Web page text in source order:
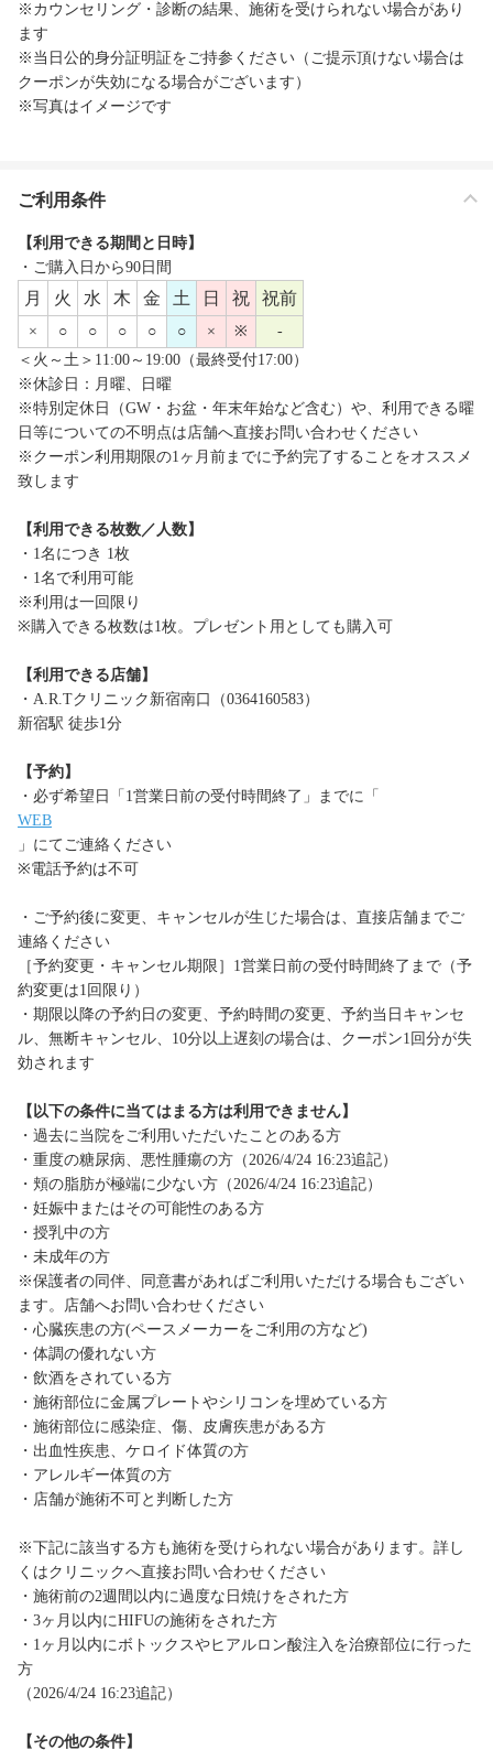
※カウンセリング・診断の結果、施術を受けられない場合があり
ます
※当日公的身分証明証をご持参ください（ご提示頂けない場合は
クーポンが失効になる場合がございます）
※写真はイメージです
ご利用条件
【利用できる期間と日時】
・ご購入日から90日間
月 火 水 木 金 土 日 祝 祝前
× ○ ○ ○ ○ ○ × ※
-
＜火～土＞11:00～19:00（最終受付17:00）
※休診日：月曜、日曜
※特別定休日（GW・お盆・年末年始など含む）や、利用できる曜
日等についての不明点は店舗へ直接お問い合わせください
※クーポン利用期限の1ヶ月前までに予約完了することをオススメ
致します
【利用できる枚数／人数】
・1名につき 1枚
・1名で利用可能
※利用は一回限り
※購入できる枚数は1枚。プレゼント用としても購入可
【利用できる店舗】
・A.R.Tクリニック新宿南口（0364160583）
新宿駅 徒歩1分
【予約】
・必ず希望日「1営業日前の受付時間終了」までに「
WEB
」にてご連絡ください
※電話予約は不可
・ご予約後に変更、キャンセルが生じた場合は、直接店舗までご
連絡ください
［予約変更・キャンセル期限］1営業日前の受付時間終了まで（予
約変更は1回限り）
・期限以降の予約日の変更、予約時間の変更、予約当日キャンセ
ル、無断キャンセル、10分以上遅刻の場合は、クーポン1回分が失
効されます
【以下の条件に当てはまる方は利用できません】
・過去に当院をご利用いただいたことのある方
・重度の糖尿病、悪性腫瘍の方（2026/4/24 16:23追記）
・頬の脂肪が極端に少ない方（2026/4/24 16:23追記）
・妊娠中またはその可能性のある方
・授乳中の方
・未成年の方
※保護者の同伴、同意書があればご利用いただける場合もござい
ます。店舗へお問い合わせください
・心臓疾患の方(ペースメーカーをご利用の方など)
・体調の優れない方
・飲酒をされている方
・施術部位に金属プレートやシリコンを埋めている方
・施術部位に感染症、傷、皮膚疾患がある方
・出血性疾患、ケロイド体質の方
・アレルギー体質の方
・店舗が施術不可と判断した方
※下記に該当する方も施術を受けられない場合があります。詳し
くはクリニックへ直接お問い合わせください
・施術前の2週間以内に過度な日焼けをされた方
・3ヶ月以内にHIFUの施術をされた方
・1ヶ月以内にボトックスやヒアルロン酸注入を治療部位に行った
方
（2026/4/24 16:23追記）
【その他の条件】